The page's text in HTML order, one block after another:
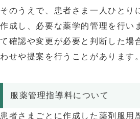
そのうえで、患者さま一人ひとり
作成し、必要な薬学的管理を行い
て確認や変更が必要と判断した場
わせや提案を行うことがあります。
服薬管理指導料について
患者さまごとに作成した薬剤服用